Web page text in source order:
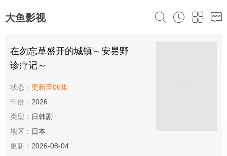
大鱼影视
在勿忘草盛开的城镇～安昙野
诊疗记～
状态： 更新至06集
年份： 2026
类型： 日韩剧
地区： 日本
更新： 2026-08-04